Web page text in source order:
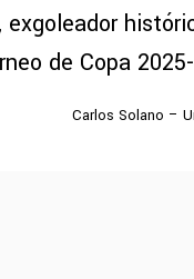
Carlos Solano –